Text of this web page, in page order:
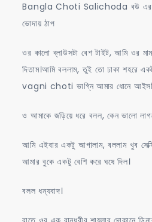
Bangla Choti Salichoda বউ এর
ভোদায় ঠাপ
ওর কালো ব্লাউসটা বেশ টাইট, আমি ওর
দিতাম।আমি বললাম, তুই তো ঢাকা শহরে
vagni choti ভাগ্নি আমার ধোনে
ও আমাকে জড়িয়ে ধরে বলল, কেন ভালো
আমি এইবার একটু আগালাম, বললাম খুব
আমার বুকে একটু বেশি করে ঘষে দিল।
বলল ধন্যবাদ।